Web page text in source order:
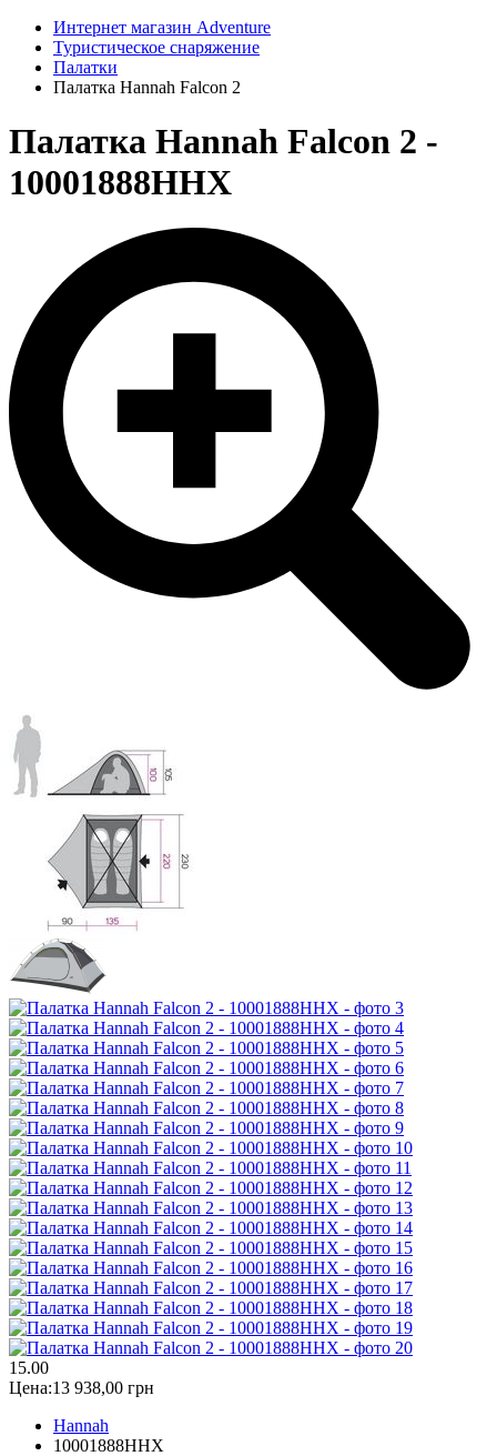
Интернет магазин Adventure
Туристическое снаряжение
Палатки
Палатка Hannah Falcon 2
Палатка Hannah Falcon 2 -
10001888HHX
1 5.00
Цена:13 938,00 грн
Hannah
10001888HHX